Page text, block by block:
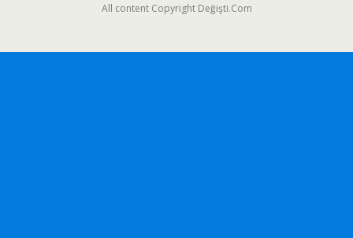
All content Copyright Değişti.Com